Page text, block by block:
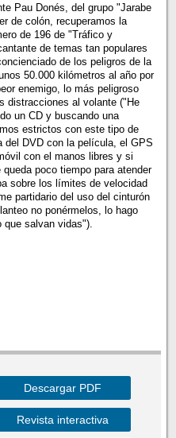
Pau Donés, del grupo "Jarabe
de colón, recuperamos la
de 196 de "Tráfico y
de temas tan populares
de los peligros de la
50.000 kilómetros al año por
enemigo, lo más peligroso
distracciones al volante ("He
un CD y buscando una
estrictos con este tipo de
DVD con la película, el GPS
con el manos libres y si
poco tiempo para atender
sobre los límites de velocidad
partidario del uso del cinturón
no ponérmelos, lo hago
salvan vidas").
Descargar PDF
Revista interactiva